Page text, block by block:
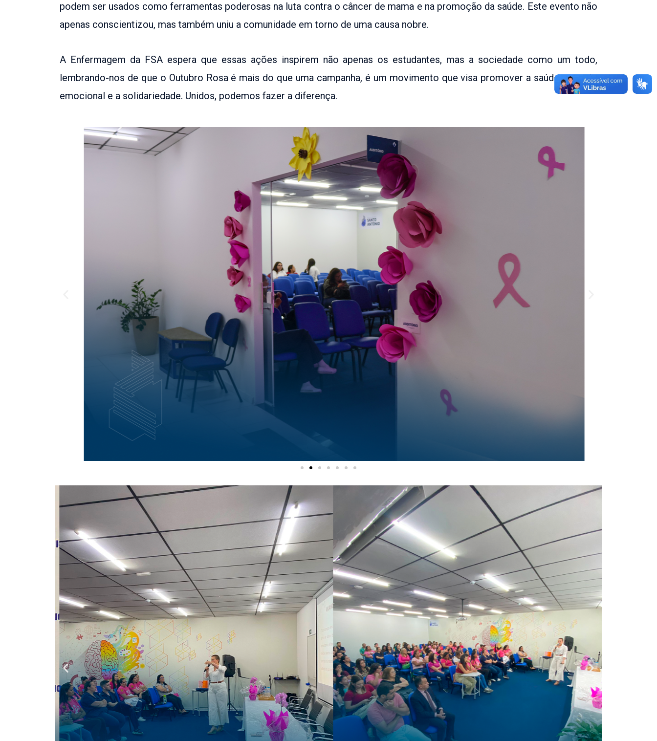
podem ser usados como ferramentas poderosas na luta contra o câncer de mama e na promoção da saúde. Este evento não
apenas conscientizou, mas também uniu a comunidade em torno de uma causa nobre.
A Enfermagem da FSA espera que essas ações inspirem não apenas os estudantes, mas a sociedade como um todo,
lembrando-nos de que o Outubro Rosa é mais do que uma campanha, é um movimento que visa promover a saúde, o apoio
emocional e a solidariedade. Unidos, podemos fazer a diferença.